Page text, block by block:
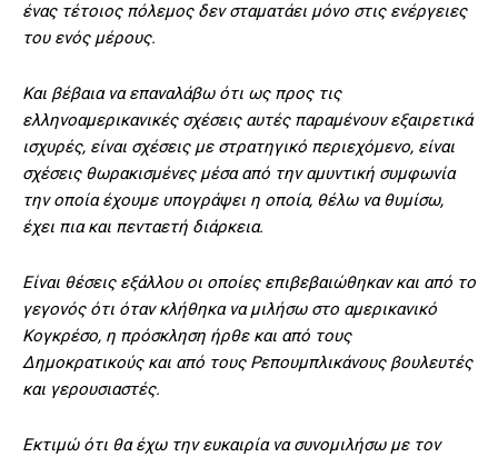
ένας τέτοιος πόλεμος δεν σταματάει μόνο στις ενέργειες
του ενός μέρους.
Και βέβαια να επαναλάβω ότι ως προς τις
ελληνοαμερικανικές σχέσεις αυτές παραμένουν εξαιρετικά
ισχυρές, είναι σχέσεις με στρατηγικό περιεχόμενο, είναι
σχέσεις θωρακισμένες μέσα από την αμυντική συμφωνία
την οποία έχουμε υπογράψει η οποία, θέλω να θυμίσω,
έχει πια και πενταετή διάρκεια.
Είναι θέσεις εξάλλου οι οποίες επιβεβαιώθηκαν και από το
γεγονός ότι όταν κλήθηκα να μιλήσω στο αμερικανικό
Κογκρέσο, η πρόσκληση ήρθε και από τους
Δημοκρατικούς και από τους Ρεπουμπλικάνους βουλευτές
και γερουσιαστές.
Εκτιμώ ότι θα έχω την ευκαιρία να συνομιλήσω με τον